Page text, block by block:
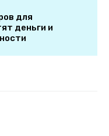
для
деньги и